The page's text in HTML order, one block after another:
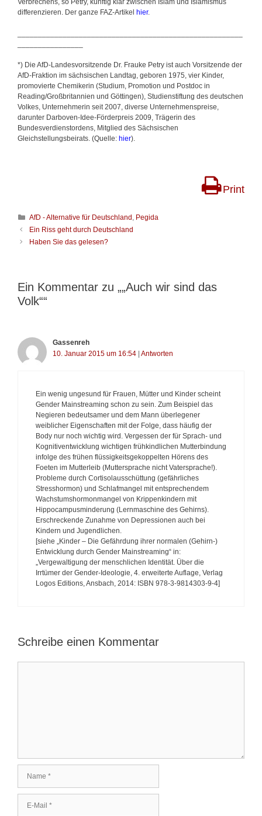
Verbrechens, so Petry, künftig klar zwischen Islam und Islamismus
differenzieren. Der ganze FAZ-Artikel hier.
*) Die AfD-Landesvorsitzende Dr. Frauke Petry ist auch Vorsitzende der
AfD-Fraktion im sächsischen Landtag, geboren 1975, vier Kinder,
promovierte Chemikerin (Studium, Promotion und Postdoc in
Reading/Großbritannien und Göttingen), Studienstiftung des deutschen
Volkes, Unternehmerin seit 2007, diverse Unternehmenspreise,
darunter Darboven-Idee-Förderpreis 2009, Trägerin des
Bundesverdienstordens, Mitglied des Sächsischen
Gleichstellungsbeirats. (Quelle: hier).
Print
K
a
t
i
e
AfD - Alternative für Deutschland , Pegida
B
e
a
g
s
v
i
Ein Riss geht durch Deutschland
Haben Sie das gelesen?
Ein Kommentar zu „„Auch wir sind das
Volk““
Gassenreh
10. Januar 2015 um 16:54 Antworten
Ein wenig ungesund für Frauen, Mütter und Kinder scheint
Gender Mainstreaming schon zu sein. Zum Beispiel das
Negieren bedeutsamer und dem Mann überlegener
weiblicher Eigenschaften mit der Folge, dass häufig der
Body nur noch wichtig wird. Vergessen der für Sprach- und
Kognitiventwicklung wichtigen frühkindlichen Mutterbindung
infolge des frühen flüssigkeitsgekoppelten Hörens des
Foeten im Mutterleib (Muttersprache nicht Vatersprache!).
Probleme durch Cortisolausschüttung (gefährliches
Stresshormon) und Schlafmangel mit entsprechendem
Wachstumshormonmangel von Krippenkindern mit
Hippocampusminderung (Lernmaschine des Gehirns).
Erschreckende Zunahme von Depressionen auch bei
Kindern und Jugendlichen.
[siehe „Kinder – Die Gefährdung ihrer normalen (Gehirn-)
Entwicklung durch Gender Mainstreaming“ in:
„Vergewaltigung der menschlichen Identität. Über die
Irrtümer der Gender-Ideologie, 4. erweiterte Auflage, Verlag
Logos Editions, Ansbach, 2014: ISBN 978-3-9814303-9-4]
Schreibe einen Kommentar